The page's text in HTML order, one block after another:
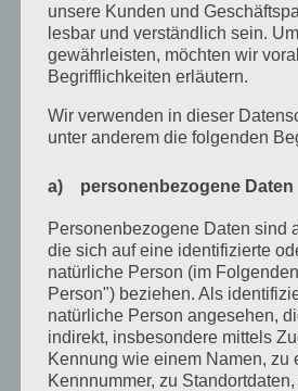
Oktober 2020
August 2020
Juli 2020
Juni 2020
März 2020
Februar 2020
Januar 2020
Dezember 2019
unsere Kunden und
lesbar und verständlich sein.
gewährleisten, möchten wir
Begrifflichkeiten erläutern.
Wir verwenden in dieser
unter anderem die folgenden
a) personenbezogene Daten
Personenbezogene Daten sind
die sich auf eine identifizierte
natürliche Person (im
Person") beziehen. Als
natürliche Person angesehen,
indirekt, insbesondere mittels
Kennung wie einem Namen, zu
Kennnummer, zu